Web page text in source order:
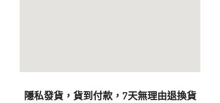
隱私發貨，貨到付款，7天無理由退換貨